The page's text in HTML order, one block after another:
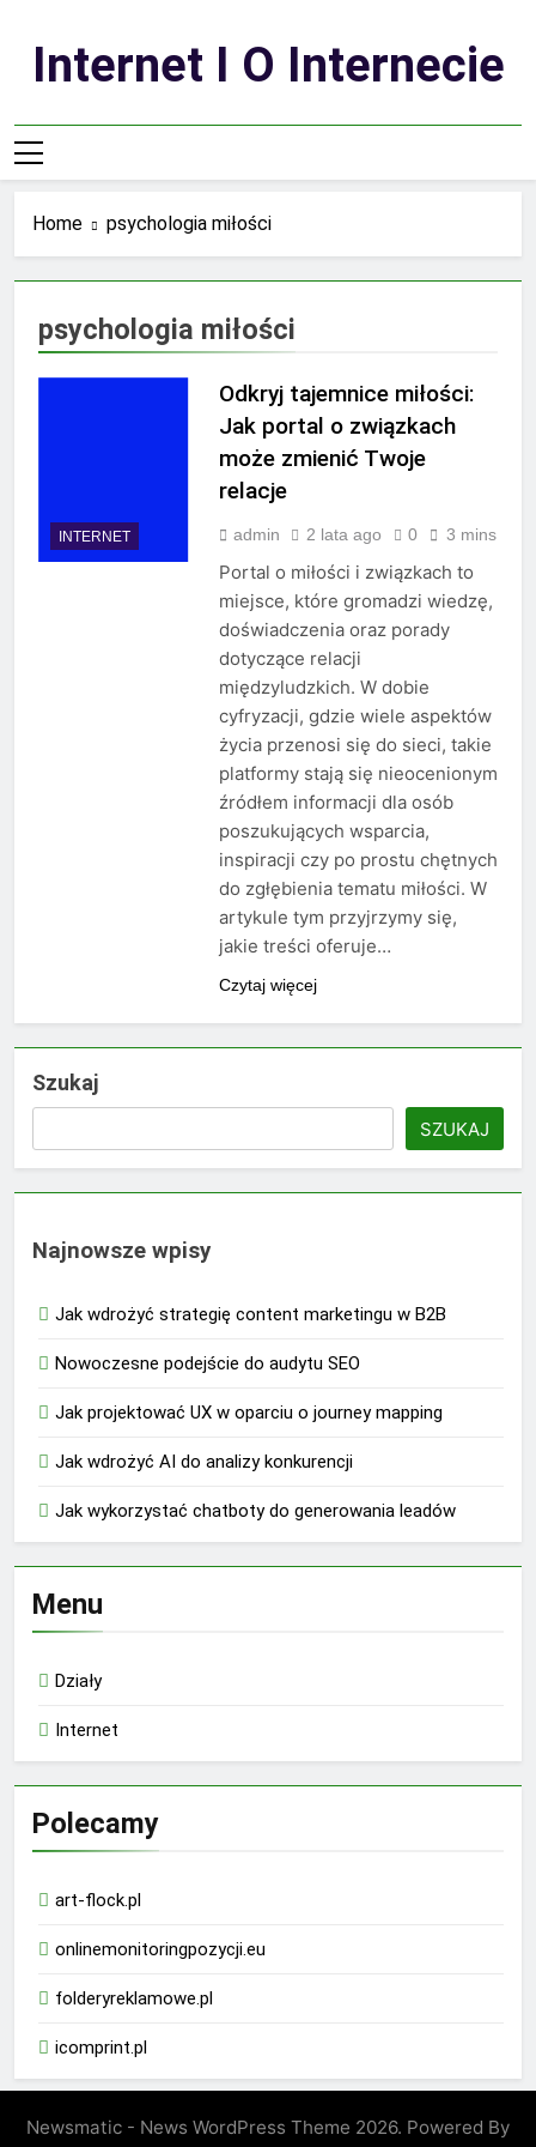
contentInternet I O Internecie
Home psychologia miłości
psychologia miłości
INTERNET
Odkryj tajemnice miłości:
Jak portal o związkach
może zmienić Twoje
relacje
admin 2 lata ago 0 3 mins
Portal o miłości i związkach to
miejsce, które gromadzi wiedzę,
doświadczenia oraz porady
dotyczące relacji
międzyludzkich. W dobie
cyfryzacji, gdzie wiele aspektów
życia przenosi się do sieci, takie
platformy stają się nieocenionym
źródłem informacji dla osób
poszukujących wsparcia,
inspiracji czy po prostu chętnych
do zgłębienia tematu miłości. W
artykule tym przyjrzymy się,
jakie treści oferuje…
Czytaj więcej
Szukaj
SZUKAJ
Najnowsze wpisy
Jak wdrożyć strategię content marketingu w B2B
Nowoczesne podejście do audytu SEO
Jak projektować UX w oparciu o journey mapping
Jak wdrożyć AI do analizy konkurencji
Jak wykorzystać chatboty do generowania leadów
Menu
Działy
Internet
Polecamy
art-flock.pl
onlinemonitoringpozycji.eu
folderyreklamowe.pl
icomprint.pl
Newsmatic - News WordPress Theme 2026. Powered By